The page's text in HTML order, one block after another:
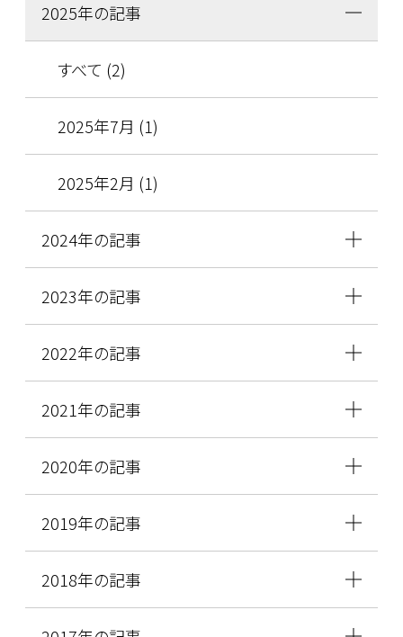
2025年の記事
すべて (2)
2025年7月 (1)
2025年2月 (1)
2024年の記事
2023年の記事
2022年の記事
2021年の記事
2020年の記事
2019年の記事
2018年の記事